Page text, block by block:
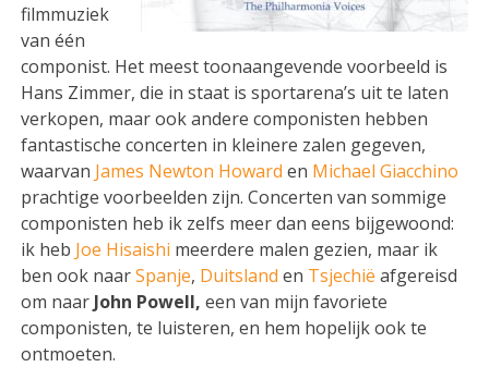
filmmuziek
van één
componist. Het meest toonaangevende voorbeeld is
Hans Zimmer, die in staat is sportarena’s uit te laten
verkopen, maar ook andere componisten hebben
fantastische concerten in kleinere zalen gegeven,
waarvan James Newton Howard en Michael Giacchino
prachtige voorbeelden zijn. Concerten van sommige
componisten heb ik zelfs meer dan eens bijgewoond:
ik heb Joe Hisaishi meerdere malen gezien, maar ik
ben ook naarSpanje, Duitsland en Tsjechië afgereisd
om naar John Powell,een van mijn favoriete
componisten, te luisteren, en hem hopelijk ook te
ontmoeten.